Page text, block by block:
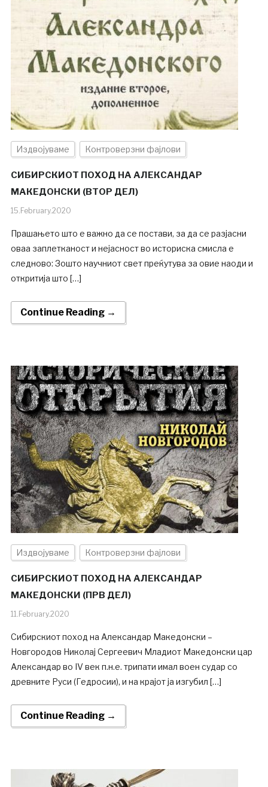
Издвојуваме Контроверзни фајлови
СИБИРСКИОТ ПОХОД НА АЛЕКСАНДАР
МАКЕДОНСКИ (ВТОР ДЕЛ)
15.February.2020
Прашањето што е важно да се постави, за да се разјасни
оваа заплетканост и нејасност во историска смисла е
следново: Зошто научниот свет преќутува за овие наоди и
откритија што […]
Continue Reading →
Издвојуваме Контроверзни фајлови
СИБИРСКИОТ ПОХОД НА АЛЕКСАНДАР
МАКЕДОНСКИ (ПРВ ДЕЛ)
11.February.2020
Сибирскиот поход на Александар Македонски –
Новгородов Николај Сергеевич Младиот Македонски цар
Александар во IV век п.н.е. трипати имал воен судар со
древните Руси (Гедросии), и на крајот ја изгубил […]
Continue Reading →